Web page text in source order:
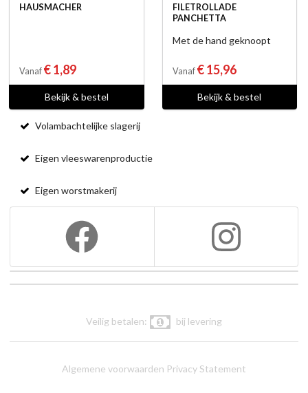
HAUSMACHER
Vanaf € 1,89
Bekijk & bestel
FILETROLLADE
PANCHETTA
Met de hand geknoopt
Vanaf € 15,96
Bekijk & bestel
Volambachtelijke slagerij
Eigen vleeswarenproductie
Eigen worstmakerij
Veilig betalen: bij levering
Algemene voorwaarden Privacy Statement